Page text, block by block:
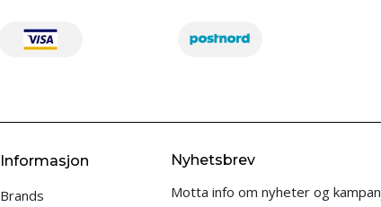
Informasjon
Brands
Nyhetsbrev
Motta info om nyheter og